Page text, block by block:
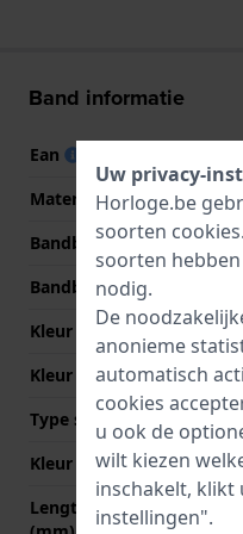
Band informatie
Ean
Materiaal Band
Bandbreedte
Bandbreedte bij sluiting
Kleur Band
Kleur stiksel
Type sluiting
Kleur sluiting
Lengte band op 12 uur
Uw privacy-
Horloge.be
soorten cookies
soorten
nodig.
De
anonieme
automatisch
cookies
u ook de
wilt kiezen
inschakelt, klikt
instellingen".